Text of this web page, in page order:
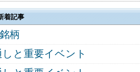
着記事
柄
と重要イベント